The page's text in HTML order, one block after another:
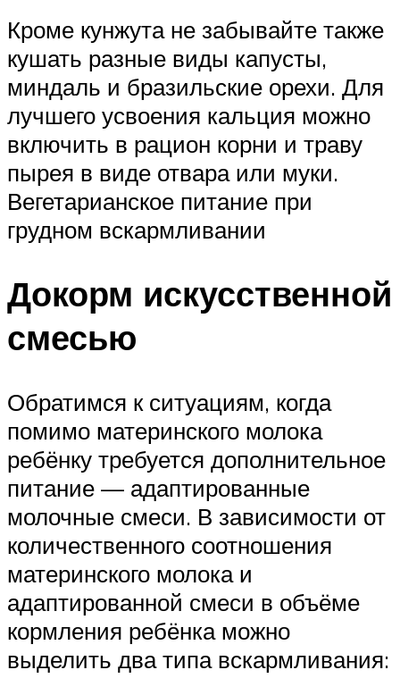
Кроме кунжута не забывайте также
кушать разные виды капусты,
миндаль и бразильские орехи. Для
лучшего усвоения кальция можно
включить в рацион корни и траву
пырея в виде отвара или муки.
Вегетарианское питание при
грудном вскармливании
Докорм искусственной
смесью
Обратимся к ситуациям, когда
помимо материнского молока
ребёнку требуется дополнительное
питание — адаптированные
молочные смеси. В зависимости от
количественного соотношения
материнского молока и
адаптированной смеси в объёме
кормления ребёнка можно
выделить два типа вскармливания: